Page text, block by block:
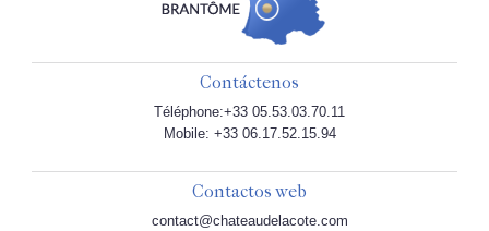
Contáctenos
Téléphone:+33 05.53.03.70.11
Mobile: +33 06.17.52.15.94
Contactos web
contact@chateaudelacote.com